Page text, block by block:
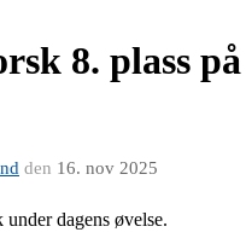
8. plass på
den 16. nov 2025
dagens øvelse.